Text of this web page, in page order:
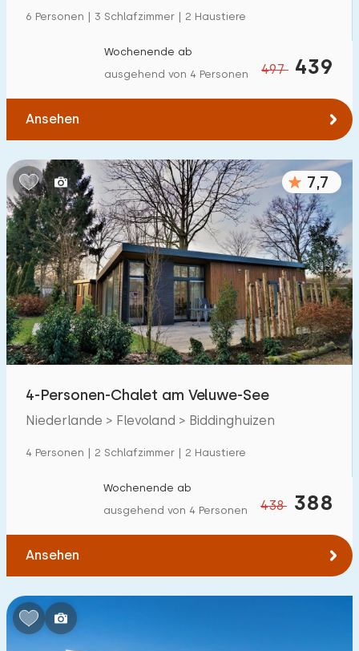
Kindereinrichtungen im Park
Zugänglichkeit
Eingeschränkte Mobilität 14
Rollstuhlgerecht
Hilfsmittel 1
6 Personen | 3 Schlafzimmer | 2 Haustiere
497 439
Wochenende ab
ausgehend von 4 Personen
Ansehen
7,7
4-Personen-Chalet am Veluwe-See
Niederlande > Flevoland > Biddinghuizen
4 Personen | 2 Schlafzimmer | 2 Haustiere
438 388
Wochenende ab
ausgehend von 4 Personen
Ansehen